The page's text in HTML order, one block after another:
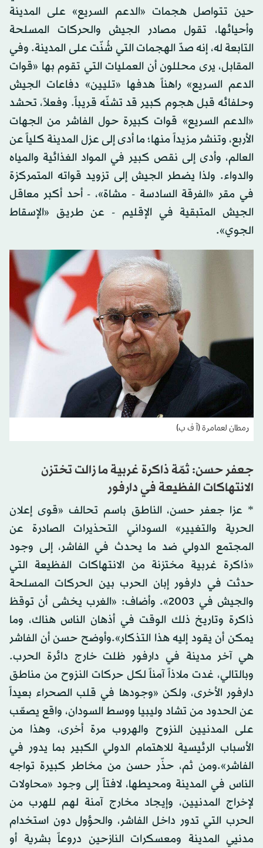
حين تتواصل هجمات «الدعم السريع» على المدينة
وأحيائها، تقول مصادر الجيش والحركات المسلحة
التابعة له، إنه صدّ الهجمات التي شُنّت على المدينة. وفي
المقابل، يرى محللون أن العمليات التي تقوم بها «قوات
الدعم السريع» راهناً هدفها «تليين» دفاعات الجيش
وحلفائه قبل هجوم كبير قد تشنّه قريباً. وفعلاً، تحشد
«الدعم السريع» قوات كبيرة حول الفاشر من الجهات
الأربع، وتنشر مزيداً منها؛ ما أدى إلى عزل المدينة كلياً عن
العالم، وأدى إلى نقص كبير في المواد الغذائية والمياه
والدواء. ولذا يضطر الجيش إلى تزويد قواته المتمركزة
في مقر «الفرقة السادسة - مشاة»، - أحد أكبر معاقل
الجيش المتبقية في الإقليم - عن طريق «الإسقاط
الجوي».
رمطان لعمامرة (آ ف ب)
جعفر حسن: ثمّة ذاكرة غربية ما زالت تختزن
الانتهاكات الفظيعة في دارفور
* عزا جعفر حسن، الناطق باسم تحالف «قوى إعلان
الحرية والتغيير» السوداني التحذيرات الصادرة عن
المجتمع الدولي ضد ما يحدث في الفاشر، إلى وجود
«ذاكرة غربية مختزنة من الانتهاكات الفظيعة التي
حدثت في دارفور إبان الحرب بين الحركات المسلحة
والجيش في 2003». وأضاف: «الغرب يخشى أن توقظ
ذاكرة وتاريخ ذلك الوقت في أذهان الناس هناك، وما
يمكن أن يقود إليه هذا التذكار».وأوضح حسن أن الفاشر
هي آخر مدينة في دارفور ظلت خارج دائرة الحرب.
وبالتالي، غدت ملاذاً آمناً لكل حركات النزوح من مناطق
دارفور الأخرى، ولكن «وجودها في قلب الصحراء بعيداً
عن الحدود من تشاد وليبيا ووسط السودان، واقع يصعّب
على المدنيين النزوح والهروب مرة أخرى، وهذا من
الأسباب الرئيسية للاهتمام الدولي الكبير بما يدور في
الفاشر».ومن ثم، حذّر حسن من مخاطر كبيرة تواجه
الناس في المدينة ومحيطها، لافتاً إلى وجود «محاولات
لإخراج المدنيين، وإيجاد مخارج آمنة لهم للهرب من
الحرب التي تدور داخل الفاشر، والحؤول دون استخدام
مدنيي المدينة ومعسكرات النازحين دروعاً بشرية أو